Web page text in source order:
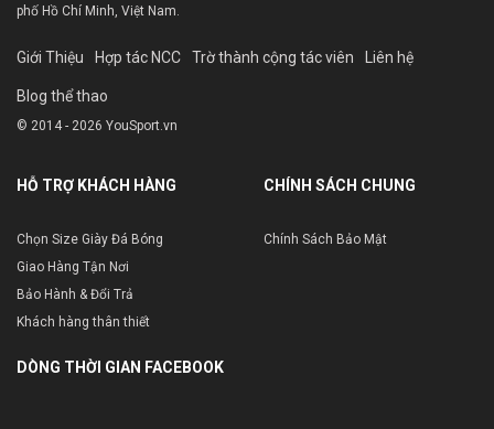
phố Hồ Chí Minh, Việt Nam.
Giới Thiệu Hợp tác NCC Trờ thành cộng tác viên Liên hệ
Blog thể thao
© 2014 - 2026 YouSport.vn
HỖ TRỢ KHÁCH HÀNG
Chọn Size Giày Đá Bóng
Giao Hàng Tận Nơi
Bảo Hành & Đổi Trả
Khách hàng thân thiết
CHÍNH SÁCH CHUNG
Chính Sách Bảo Mật
DÒNG THỜI GIAN FACEBOOK